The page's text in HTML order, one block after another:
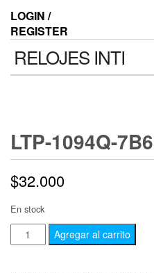
LOGIN /
REGISTER
RELOJES INTI
LTP-1094Q-
$32.000
En stock
Agregar al carrito